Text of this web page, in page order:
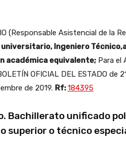
(Responsable Asistencial de la
Ingeniero
académica equivalente; Para el
OFICIAL DEL ESTADO de
de 2019. Rf:184395
Bachillerato unificado
superior o técnico